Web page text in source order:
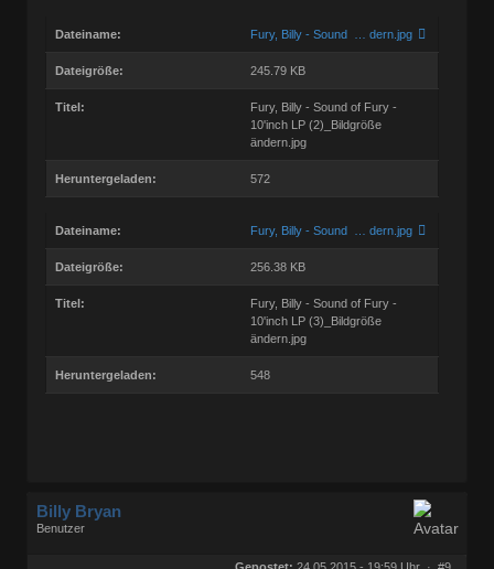
Dateiname: Fury, Billy - Sound … dern.jpg
Dateigröße: 245.79 KB
Titel:
Fury, Billy - Sound of Fury -
10'inch LP (2)_Bildgröße
ändern.jpg
Heruntergeladen: 572
Dateiname: Fury, Billy - Sound … dern.jpg
Dateigröße: 256.38 KB
Titel:
Fury, Billy - Sound of Fury -
10'inch LP (3)_Bildgröße
ändern.jpg
Heruntergeladen: 548
Billy Bryan
Benutzer